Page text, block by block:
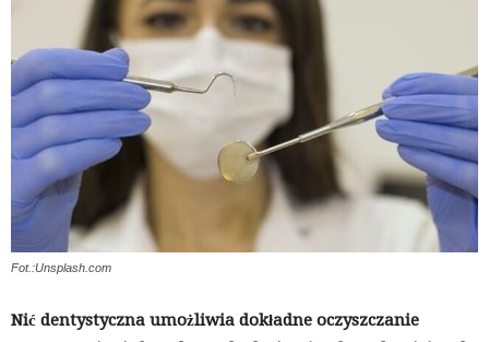
Fot.:Unsplash.com
Nić dentystyczna umożliwia dokładne oczyszczanie